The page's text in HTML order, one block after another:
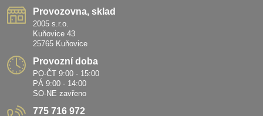
Provozovna, sklad
2005 s.r.o.
Kuňovice 43
25765 Kuňovice
Provozní doba
PO-ČT 9:00 - 15:00
PÁ 9:00 - 14:00
SO-NE zavřeno
775 716 972